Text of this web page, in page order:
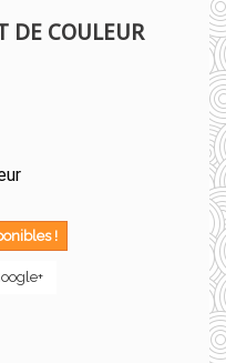
DE COULEUR
!